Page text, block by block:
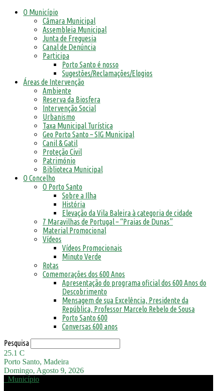
O Município
Câmara Municipal
Assembleia Municipal
Junta de Freguesia
Canal de Denúncia
Participa
Porto Santo é nosso
Sugestões/Reclamações/Elogios
Áreas de Intervenção
Ambiente
Reserva da Biosfera
Intervenção Social
Urbanismo
Taxa Municipal Turística
Geo Porto Santo – SIG Municipal
Canil & Gatil
Proteção Civil
Património
Biblioteca Municipal
O Concelho
O Porto Santo
Sobre a Ilha
História
Elevação da Vila Baleira à categoria de cidade
7 Maravilhas de Portugal – “Praias de Dunas”
Material Promocional
Vídeos
Vídeos Promocionais
Minuto Verde
Rotas
Comemorações dos 600 Anos
Apresentação do programa oficial dos 600 Anos do
Descobrimento
Mensagem de sua Excelência, Presidente da
República, Professor Marcelo Rebelo de Sousa
Porto Santo 600
Conversas 600 anos
Pesquisa
25.1 C
Porto Santo, Madeira
Domingo, Agosto 9, 2026
Município